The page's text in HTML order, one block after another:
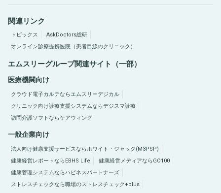
関連リンク
トピックス
AskDoctors総研
オンライン診療提携医院（患者目線のクリニック）
エムスリーグループ関連サイト（一部）
医療機関向け
クラウド電子カルテならエムスリーデジカル
クリニック向け診療支援システムならデジスマ診療
訪問介護ソフトならケアウィング
一般企業向け
法人向け健康支援サービスならホワイト・ジャック(M3PSP)
健康経営レポートならEBHS Life
健康経営メディアならGO100
健康管理システムならハピネスパートナーズ
ストレスチェックなら職場のストレスチェック+plus